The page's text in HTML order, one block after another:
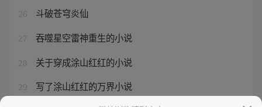
26 斗破苍穹炎仙
27 吞噬星空雷神重生的小说
28 关于穿成涂山红红的小说
29 写了涂山红红的万界小说